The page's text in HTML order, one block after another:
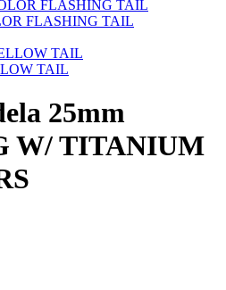
FLASHING TAIL
TAIL
25mm
W/ TITANIUM